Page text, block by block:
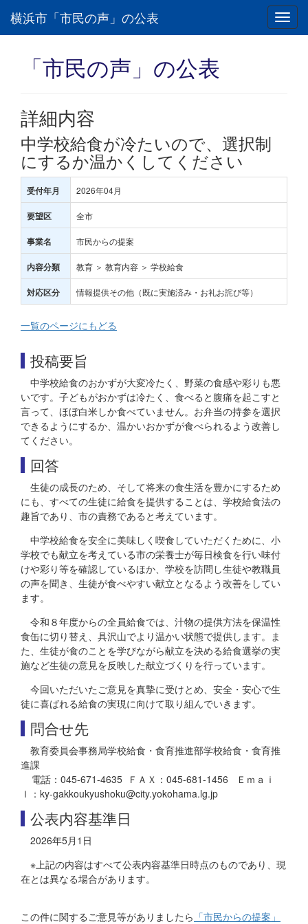
横浜市「市民の声」の公表
「市民の声」の公表
詳細内容
中学校給食が冷たいので、選択制
にするか温かくしてください
受付年月 2026年04月
要望区 全市
事業名 市民からの提案
内容分類 教育 ＞ 教育内容 ＞ 学校給食
対応区分 情報提供その他（既に実施済み・お礼お詫び等）
一覧のページにもどる
投稿要旨
中学校給食のおかずが大変冷たく、野菜の食感や彩りも悪
いです。子どもがおかずは冷たく、食べると腹痛を起こすと
言って、ほぼ白米しか食べていません。お弁当の持参を選択
できるようにするか、温かいおかずが食べられるよう改善し
てください。
回答
生徒の成長のため、そして将来の食生活を豊かにするため
にも、すべての生徒に給食を提供することは、学校給食法の
趣旨であり、市の責務であると考えています。
中学校給食を安全に美味しく喫食していただくために、小
学校でも献立を考えている市の栄養士が毎日検食を行い味付
けや彩り等を確認しているほか、学校を訪問し生徒や教職員
の声を聞き、生徒が食べやすい献立となるよう改善をしてい
ます。
令和８年度からの全員給食では、汁物の提供方法を保温性
食缶に切り替え、具沢山でより温かい状態で提供します。ま
た、生徒が食のことを学びながら献立を決める給食選挙の実
施など生徒の意見を反映した献立づくりを行っています。
今回いただいたご意見を真摯に受けとめ、安全・安心で生
徒に喜ばれる給食の実現に向けて取り組んでいきます。
問合せ先
教育委員会事務局学校給食・食育推進部学校給食・食育推
進課
電話：045-671-4635 ＦＡＸ：045-681-1456 Ｅｍａｉ
ｌ：ky-gakkoukyushoku@city.yokohama.lg.jp
公表内容基準日
2026年5月1日
※上記の内容はすべて公表内容基準日時点のものであり、現
在とは異なる場合があります。
この件に関するご意見等がありましたら 「市民からの提案」